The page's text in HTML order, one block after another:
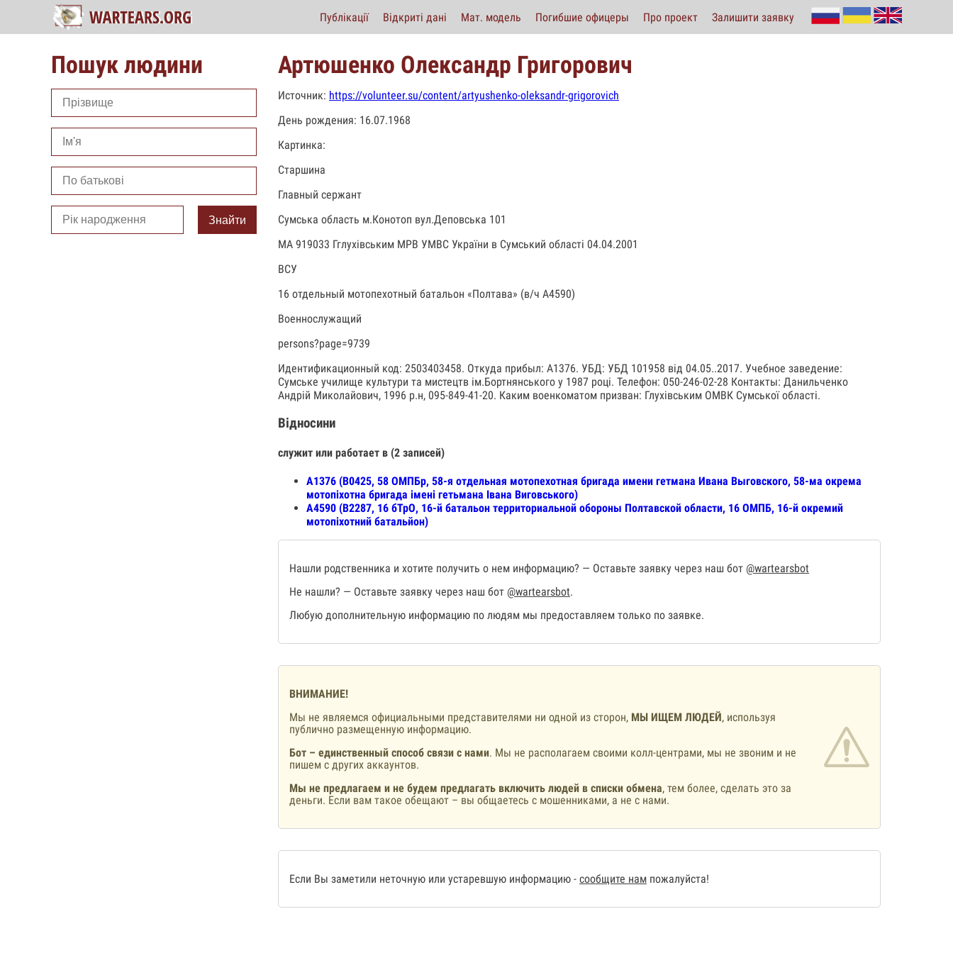
Публікації Відкриті дані Мат. модель Погибшие офицеры Про проект Залишити заявку
Пошук людини
Знайти
Артюшенко Олександр Григорович
Источник: https://volunteer.su/content/artyushenko-oleksandr-grigorovich
День рождения: 16.07.1968
Картинка:
Старшина
Главный сержант
Сумська область м.Конотоп вул.Деповська 101
МА 919033 Гглухівським МРВ УМВС України в Сумський області 04.04.2001
ВСУ
16 отдельный мотопехотный батальон «Полтава» (в/ч А4590)
Военнослужащий
persons?page=9739
Идентификационный код: 2503403458. Откуда прибыл: А1376. УБД: УБД 101958 від 04.05..2017. Учебное заведение:
Сумське училище культури та мистецтв ім.Бортнянського у 1987 році. Телефон: 050-246-02-28 Контакты: Данильченко
Андрій Миколайович, 1996 р.н, 095-849-41-20. Каким военкоматом призван: Глухівським ОМВК Сумської області.
Відносини
служит или работает в (2 записей)
А1376 (В0425, 58 ОМПБр, 58-я отдельная мотопехотная бригада имени гетмана Ивана Выговского, 58-ма окрема
мотопіхотна бригада імені гетьмана Івана Виговського)
А4590 (В2287, 16 бТрО, 16-й батальон территориальной обороны Полтавской области, 16 ОМПБ, 16-й окремий
мотопіхотний батальйон)
Нашли родственника и хотите получить о нем информацию? — Оставьте заявку через наш бот @wartearsbot
Не нашли? — Оставьте заявку через наш бот @wartearsbot.
Любую дополнительную информацию по людям мы предоставляем только по заявке.
ВНИМАНИЕ!
Мы не являемся официальными представителями ни одной из сторон, МЫ ИЩЕМ ЛЮДЕЙ, используя
публично размещенную информацию.
Бот – единственный способ связи с нами. Мы не располагаем своими колл-центрами, мы не звоним и не
пишем с других аккаунтов.
Мы не предлагаем и не будем предлагать включить людей в списки обмена, тем более, сделать это за
деньги. Если вам такое обещают – вы общаетесь с мошенниками, а не с нами.
Если Вы заметили неточную или устаревшую информацию - сообщите нам пожалуйста!